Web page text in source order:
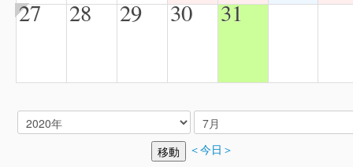
27 28 29 30 31
＜今日＞